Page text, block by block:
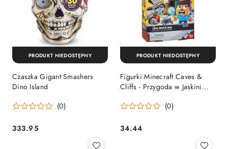
Czaszka Gigant Smashers
Dino Island
(0)
Cena:
333.95
PRODUKT NIEDOSTĘPNY
Figurki Minecraft Caves &
Cliffs - Przygoda w Jaskini
(0)
Cena:
34.44
PRODUKT NIEDOSTĘPNY